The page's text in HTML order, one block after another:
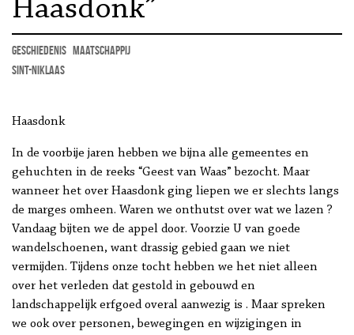
Haasdonk”
geschiedenis maatschappij
Sint-Niklaas
Haasdonk
In de voorbije jaren hebben we bijna alle gemeentes en
gehuchten in de reeks “Geest van Waas” bezocht. Maar
wanneer het over Haasdonk ging liepen we er slechts langs
de marges omheen. Waren we onthutst over wat we lazen ?
Vandaag bijten we de appel door. Voorzie U van goede
wandelschoenen, want drassig gebied gaan we niet
vermijden. Tijdens onze tocht hebben we het niet alleen
over het verleden dat gestold in gebouwd en
landschappelijk erfgoed overal aanwezig is . Maar spreken
we ook over personen, bewegingen en wijzigingen in